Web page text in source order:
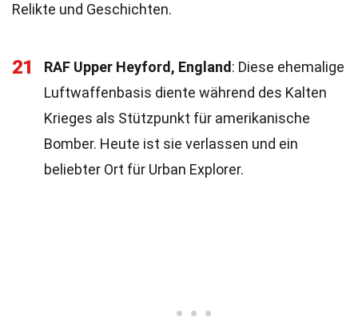
Relikte und Geschichten.
21 RAF Upper Heyford, England : Diese ehemalige
Luftwaffenbasis diente während des Kalten
Krieges als Stützpunkt für amerikanische
Bomber. Heute ist sie verlassen und ein
beliebter Ort für Urban Explorer.